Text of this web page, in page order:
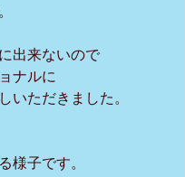
出来ないので
ナルに
いただきました。
様子です。